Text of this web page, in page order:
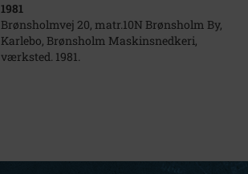
1981
Brønsholmvej 20, matr.10N Brønsholm By,
Karlebo, Brønsholm Maskinsnedkeri,
værksted. 1981.